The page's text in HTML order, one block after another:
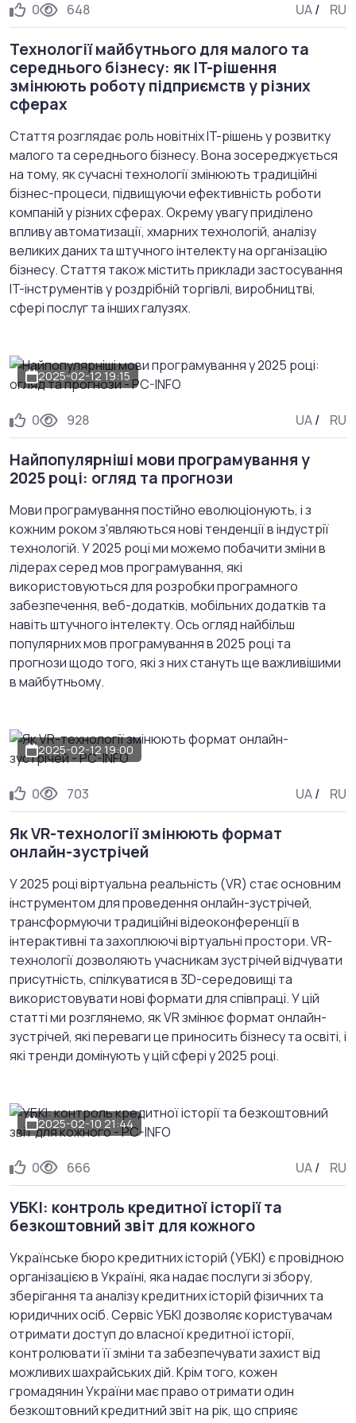
0 648 UA/ RU
Технології майбутнього для малого та
середнього бізнесу: як IT-рішення
змінюють роботу підприємств у різних
сферах
Стаття розглядає роль новітніх IT-рішень у розвитку
малого та середнього бізнесу. Вона зосереджується
на тому, як сучасні технології змінюють традиційні
бізнес-процеси, підвищуючи ефективність роботи
компаній у різних сферах. Окрему увагу приділено
впливу автоматизації, хмарних технологій, аналізу
великих даних та штучного інтелекту на організацію
бізнесу. Стаття також містить приклади застосування
IT-інструментів у роздрібній торгівлі, виробництві,
сфері послуг та інших галузях.
2025-02-12 19:15
0 928 UA/ RU
Найпопулярніші мови програмування у
2025 році: огляд та прогнози
Мови програмування постійно еволюціонують, і з
кожним роком з'являються нові тенденції в індустрії
технологій. У 2025 році ми можемо побачити зміни в
лідерах серед мов програмування, які
використовуються для розробки програмного
забезпечення, веб-додатків, мобільних додатків та
навіть штучного інтелекту. Ось огляд найбільш
популярних мов програмування в 2025 році та
прогнози щодо того, які з них стануть ще важливішими
в майбутньому.
2025-02-12 19:00
0 703 UA/ RU
Як VR-технології змінюють формат
онлайн-зустрічей
У 2025 році віртуальна реальність (VR) стає основним
інструментом для проведення онлайн-зустрічей,
трансформуючи традиційні відеоконференції в
інтерактивні та захоплюючі віртуальні простори. VR-
технології дозволяють учасникам зустрічей відчувати
присутність, спілкуватися в 3D-середовищі та
використовувати нові формати для співпраці. У цій
статті ми розглянемо, як VR змінює формат онлайн-
зустрічей, які переваги це приносить бізнесу та освіті, і
які тренди домінують у цій сфері у 2025 році.
2025-02-10 21:44
0 666 UA/ RU
УБКІ: контроль кредитної історії та
безкоштовний звіт для кожного
Українське бюро кредитних історій (УБКІ) є провідною
організацією в Україні, яка надає послуги зі збору,
зберігання та аналізу кредитних історій фізичних та
юридичних осіб. Сервіс УБКІ дозволяє користувачам
отримати доступ до власної кредитної історії,
контролювати її зміни та забезпечувати захист від
можливих шахрайських дій. Крім того, кожен
громадянин України має право отримати один
безкоштовний кредитний звіт на рік, що сприяє